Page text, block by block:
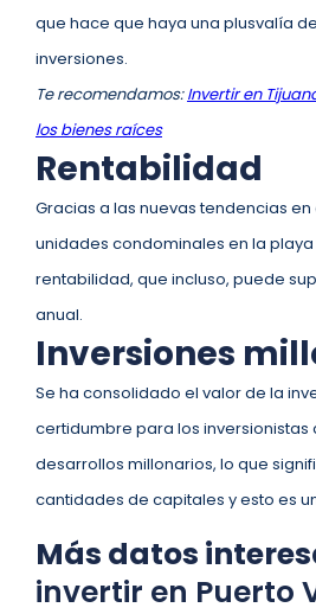
que hace que haya una plusvalía
inversiones.
Te recomendamos:Invertir en
los bienes raíces
Rentabilidad
Gracias a las nuevas tendencias
unidades condominales en la
rentabilidad, que incluso, puede
anual.
Inversiones
Se ha consolidado el valor de la
certidumbre para los
desarrollos millonarios, lo que
cantidades de capitales y esto es
Más datos
invertir en Puerto